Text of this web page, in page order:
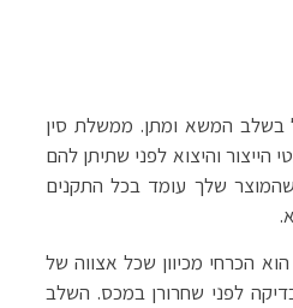
בשלב המשא ומתן. ממשלת סין
והיצוא לפני שתיתן להם
שהמוצר שלך עומד בכל התקנים
הכרחי מכיוון שכל אצווה של
לפני שחרורן במכס. השלב